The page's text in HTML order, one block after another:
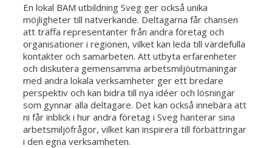
En lokal BAM utbildning Sveg ger också unika
möjligheter till nätverkande. Deltagarna får chansen
att träffa representanter från andra företag och
organisationer i regionen, vilket kan leda till värdefulla
kontakter och samarbeten. Att utbyta erfarenheter
och diskutera gemensamma arbetsmiljöutmaningar
med andra lokala verksamheter ger ett bredare
perspektiv och kan bidra till nya idéer och lösningar
som gynnar alla deltagare. Det kan också innebära att
ni får inblick i hur andra företag i Sveg hanterar sina
arbetsmiljöfrågor, vilket kan inspirera till förbättringar
i den egna verksamheten.